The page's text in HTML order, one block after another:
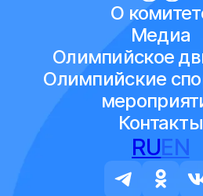
О
Медиа
Олимпийское
Олимпийские
Контакты
RUEN